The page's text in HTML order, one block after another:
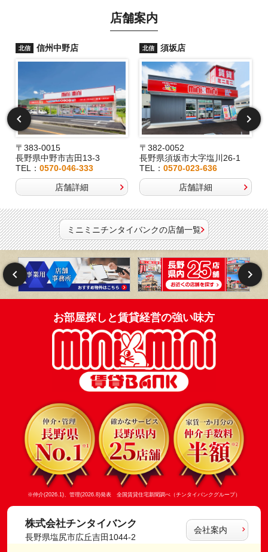
店舗案内
北信 信州中野店
〒383-0015
長野県中野市吉田13-3
TEL： 0570-046-333
店舗詳細
北信 須坂店
〒382-0052
長野県須坂市大字塩川26-1
TEL：0570-023-636
店舗詳細
ミニミニチンタイバンクの店舗一覧
お部屋探しと賃貸経営の強い味方
※仲介(2026.1)、管理(2026.8)発表 全国賃貸住宅新聞調べ（チンタイバンクグループ）
株式会社チンタイバンク
長野県塩尻市広丘吉田1044-2
会社案内